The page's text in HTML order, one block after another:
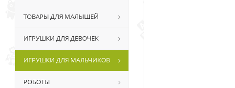
ТОВАРЫ ДЛЯ МАЛЫШЕЙ
ИГРУШКИ ДЛЯ ДЕВОЧЕК
ИГРУШКИ ДЛЯ МАЛЬЧИКОВ
РОБОТЫ